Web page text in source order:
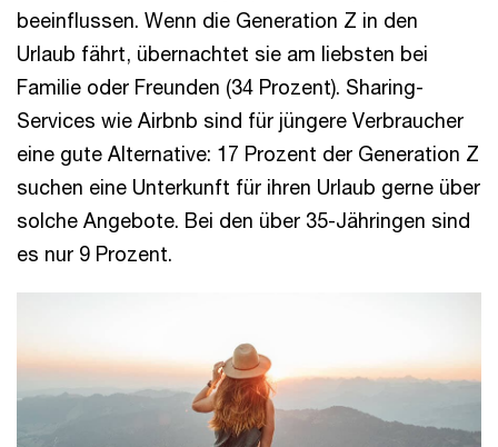
beeinflussen. Wenn die Generation Z in den
Urlaub fährt, übernachtet sie am liebsten bei
Familie oder Freunden (34 Prozent). Sharing-
Services wie Airbnb sind für jüngere Verbraucher
eine gute Alternative: 17 Prozent der Generation Z
suchen eine Unterkunft für ihren Urlaub gerne über
solche Angebote. Bei den über 35-Jähringen sind
es nur 9 Prozent.